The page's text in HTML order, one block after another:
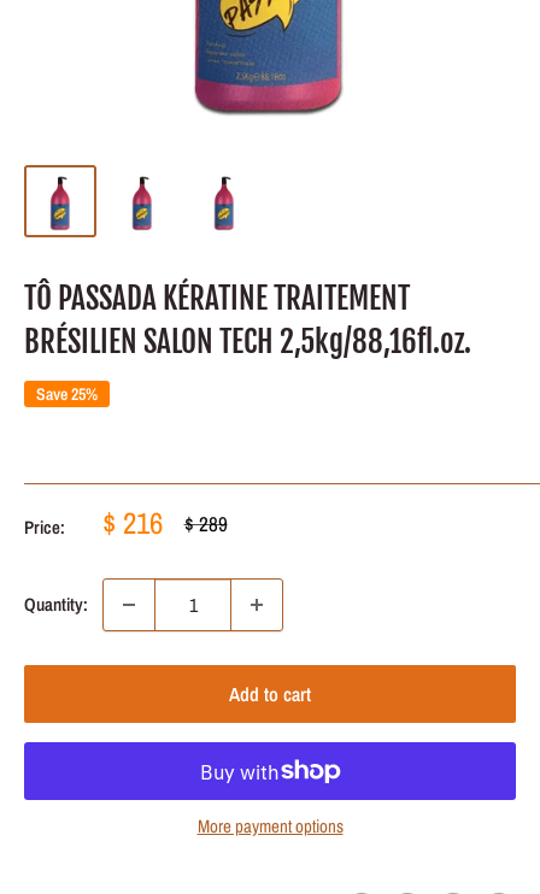
TÔ PASSADA KÉRATINE TRAITEMENT
BRÉSILIEN SALON TECH 2,5kg/88,16fl.oz.
Save 25%
Price: Sale
$ 216 Regular
$ 289
Quantity:
Add to cart
More payment options